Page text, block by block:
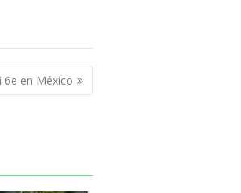
6e en México